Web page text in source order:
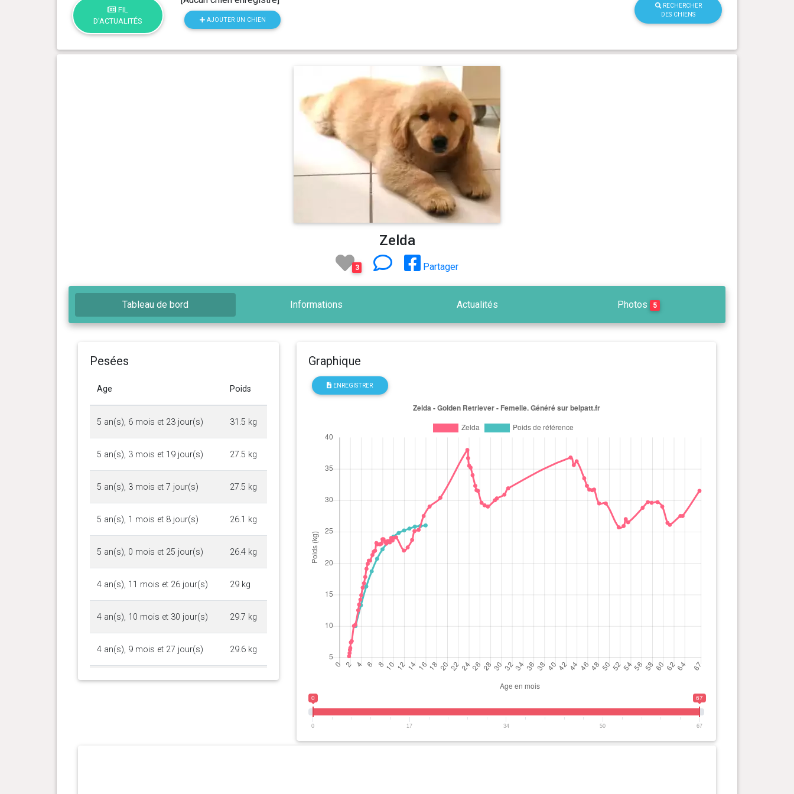
FIL
D'ACTUALITÉS
AJOUTER UN CHIEN
RECHERCHER
DES CHIENS
Zelda
3 Partager
Tableau de bord Informations Actualités Photos 5
Pesées
Age Poids
5 an(s), 6 mois et 23 jour(s) 31.5 kg
5 an(s), 3 mois et 19 jour(s) 27.5 kg
5 an(s), 3 mois et 7 jour(s) 27.5 kg
5 an(s), 1 mois et 8 jour(s) 26.1 kg
5 an(s), 0 mois et 25 jour(s) 26.4 kg
4 an(s), 11 mois et 26 jour(s) 29 kg
4 an(s), 10 mois et 30 jour(s) 29.7 kg
4 an(s), 9 mois et 27 jour(s) 29.6 kg
4 an(s), 9 mois et 6 jour(s) 29.7 kg
Graphique
ENREGISTRER
0 67
0 17 34 50 67